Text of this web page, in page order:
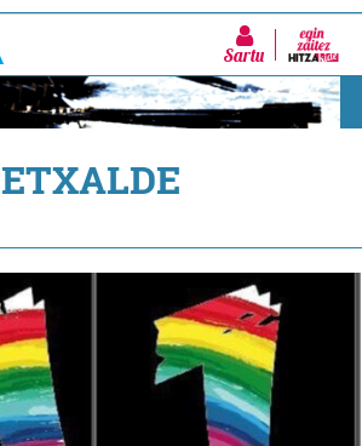
Sartu
ETXALDE